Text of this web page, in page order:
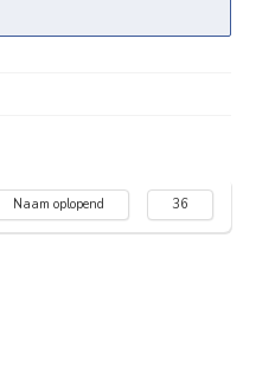
Naam oplopend 36